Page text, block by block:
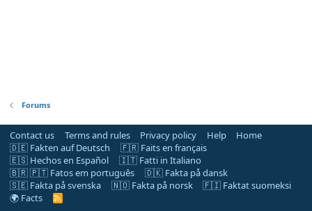
Forums
Contact us Terms and rules Privacy policy Help
Home
🇩🇪 Fakten auf Deutsch
🇫🇷 Faits en français
🇪🇸 Hechos en Español
🇮🇹 Fatti in Italiano
🇧🇷 🇵🇹 Fatos em português
🇩🇰 Fakta på dansk
🇸🇪 Fakta på svenska
🇳🇴 Fakta på norsk
🇫🇮 Faktat suomeksi
🌍 Facts
R